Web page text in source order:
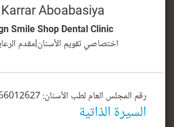
Aboabasiya
Smile Shop Dental Clinic
اختصاصي تقويم الأسنان|مقدم
رقم المجلس العام لطب الأسنان: 66012627
السيرة الذاتية